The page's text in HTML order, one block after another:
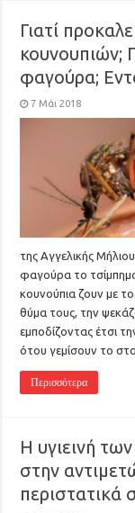
Γιατί
κουνουπιών;
φαγούρα;
7 Μάι 2018
της Αγγελικής
φαγούρα το
κουνούπια ζουν με
θύμα τους, την
εμποδίζοντας έτσι
ότου γεμίσουν το
Περισσότερα
Η υγιεινή
στην
περιστατικά